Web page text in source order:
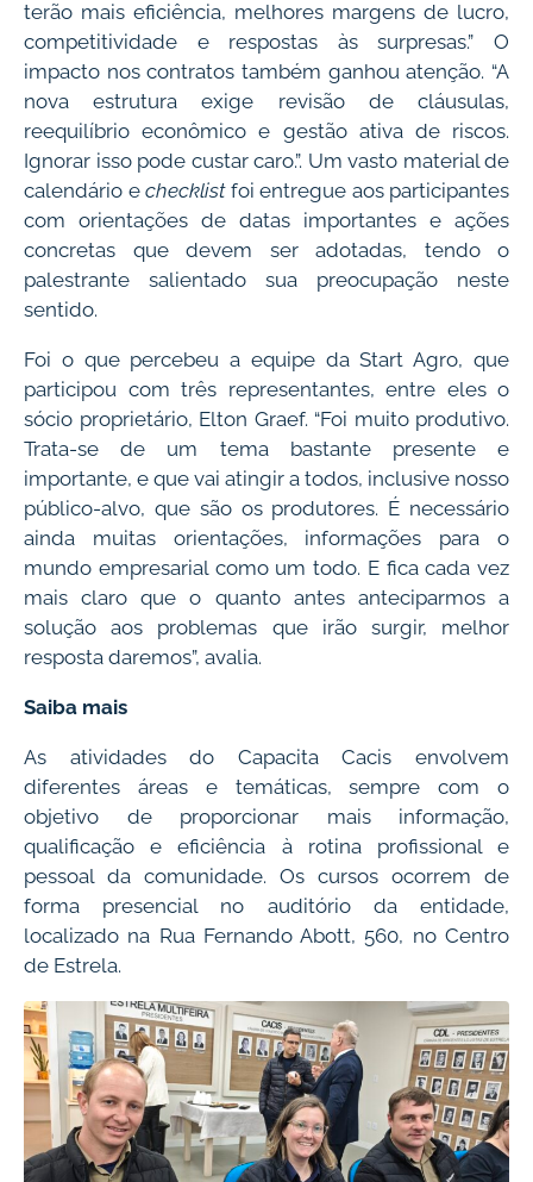
terão mais eficiência, melhores margens de lucro,
competitividade e respostas às surpresas.” O
impacto nos contratos também ganhou atenção. “A
nova estrutura exige revisão de cláusulas,
reequilíbrio econômico e gestão ativa de riscos.
Ignorar isso pode custar caro.”. Um vasto material de
calendário e checklistfoi entregue aos participantes
com orientações de datas importantes e ações
concretas que devem ser adotadas, tendo o
palestrante salientado sua preocupação neste
sentido.
Foi o que percebeu a equipe da Start Agro, que
participou com três representantes, entre eles o
sócio proprietário, Elton Graef. “Foi muito produtivo.
Trata-se de um tema bastante presente e
importante, e que vai atingir a todos, inclusive nosso
público-alvo, que são os produtores. É necessário
ainda muitas orientações, informações para o
mundo empresarial como um todo. E fica cada vez
mais claro que o quanto antes anteciparmos a
solução aos problemas que irão surgir, melhor
resposta daremos”, avalia.
Saiba mais
As atividades do Capacita Cacis envolvem
diferentes áreas e temáticas, sempre com o
objetivo de proporcionar mais informação,
qualificação e eficiência à rotina profissional e
pessoal da comunidade. Os cursos ocorrem de
forma presencial no auditório da entidade,
localizado na Rua Fernando Abott, 560, no Centro
de Estrela.